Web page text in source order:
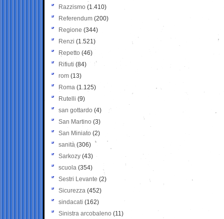
Razzismo (1.410)
Referendum (200)
Regione (344)
Renzi (1.521)
Repetto (46)
Rifiuti (84)
rom (13)
Roma (1.125)
Rutelli (9)
san gottardo (4)
San Martino (3)
San Miniato (2)
sanità (306)
Sarkozy (43)
scuola (354)
Sestri Levante (2)
Sicurezza (452)
sindacati (162)
Sinistra arcobaleno (11)